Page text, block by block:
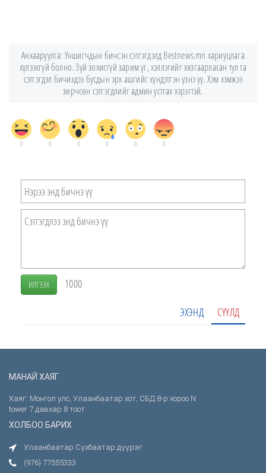
Анхааруулга: Уншигчдын бичсэн сэтгэгдэлд Bestnews.mn хариуцлага
хүлээхгүй болно. Зүй зохисгүй зарим үг, хэллэгийг хязгаарласан тул та
сэтгэгдэл бичихдээ бусдын эрх ашгийг хүндэтгэн үзнэ үү. Хэм хэмжээ
зөрчсөн сэтгэгдлийг админ устгах хэрэгтэй.
0 0 0 0 0 0
ИЛГЭЭХ 1000
ЭХЭНД СҮҮЛД
МАНАЙ ХАЯГ
Хаяг: Монгол улс, Улаанбаатар хот, СБД 8-р хороо N
tower 7 давхар 8 тоот
ХОЛБОО БАРИХ
Улаанбаатар Сүхбаатар дүүрэг
(976) 77555333